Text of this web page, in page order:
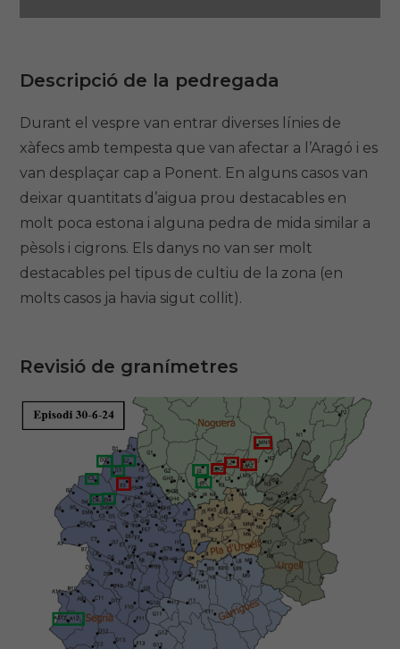
Descripció de la pedregada
Durant el vespre van entrar diverses línies de
xàfecs amb tempesta que van afectar a l’Aragó i es
van desplaçar cap a Ponent. En alguns casos van
deixar quantitats d’aigua prou destacables en
molt poca estona i alguna pedra de mida similar a
pèsols i cigrons. Els danys no van ser molt
destacables pel tipus de cultiu de la zona (en
molts casos ja havia sigut collit).
Revisió de granímetres